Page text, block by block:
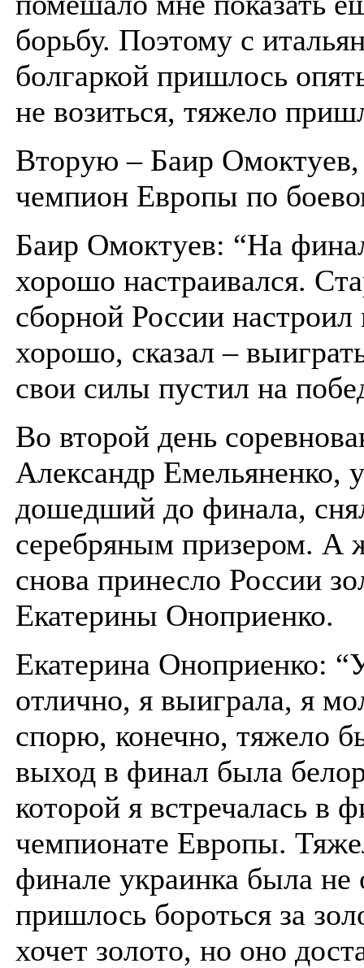
борьбу. Поэтому с
болгаркой пришлось
не возиться, тяжело
Вторую – Баир
чемпион Европы по
Баир Омоктуев: “На
хорошо настраивался.
сборной России настроил
хорошо, сказал –
свои силы пустил на
Во второй день
Александр Емельяненко,
дошедший до финала,
серебряным призером. А
снова принесло России
Екатерины Оноприенко.
Екатерина Оноприенко:
отлично, я выиграла, я
спорю, конечно, тяжело
выход в финал была
которой я встречалась в
чемпионате Европы.
финале украинка была не
пришлось бороться за
хочет золото, но оно